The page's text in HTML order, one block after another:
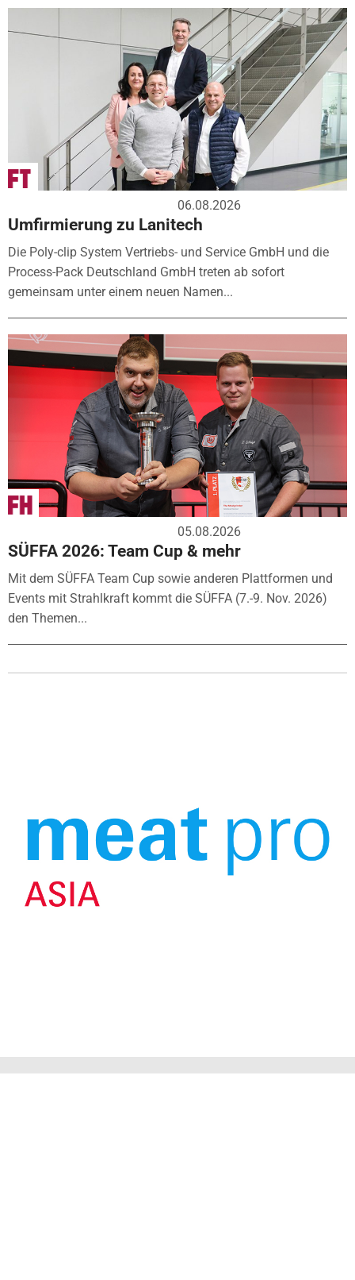
06.08.2026
Umfirmierung zu Lanitech
Die Poly-clip System Vertriebs- und Service GmbH und die
Process-Pack Deutschland GmbH treten ab sofort
gemeinsam unter einem neuen Namen...
05.08.2026
SÜFFA 2026: Team Cup & mehr
Mit dem SÜFFA Team Cup sowie anderen Plattformen und
Events mit Strahlkraft kommt die SÜFFA (7.-9. Nov. 2026)
den Themen...